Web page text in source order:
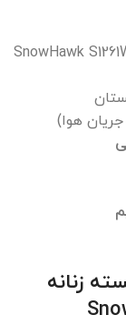
هوا)
زنانه